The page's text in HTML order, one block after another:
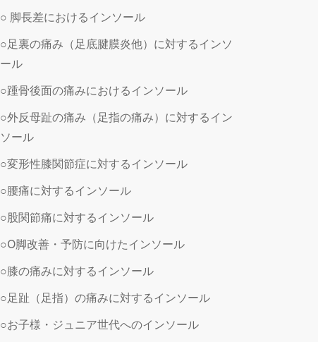
○ 脚長差におけるインソール
○足裏の痛み（足底腱膜炎他）に対するインソ
ール
○踵骨後面の痛みにおけるインソール
○外反母趾の痛み（足指の痛み）に対するイン
ソール
○変形性膝関節症に対するインソール
○腰痛に対するインソール
○股関節痛に対するインソール
○O脚改善・予防に向けたインソール
○膝の痛みに対するインソール
○足趾（足指）の痛みに対するインソール
○お子様・ジュニア世代へのインソール